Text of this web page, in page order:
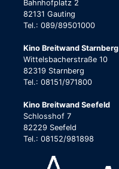
Bahnhofplatz 2
82131 Gauting
Tel.: 089/89501000
Kino Breitwand Starnberg
Wittelsbacherstraße 10
82319 Starnberg
Tel.: 08151/971800
Kino Breitwand Seefeld
Schlosshof 7
82229 Seefeld
Tel.: 08152/981898